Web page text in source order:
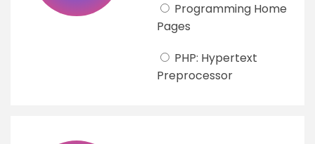
Programming Home
Pages
PHP: Hypertext
Preprocessor